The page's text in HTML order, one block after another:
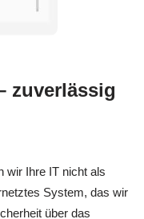
zuverlässig
wir Ihre IT nicht als
System, das wir
über das